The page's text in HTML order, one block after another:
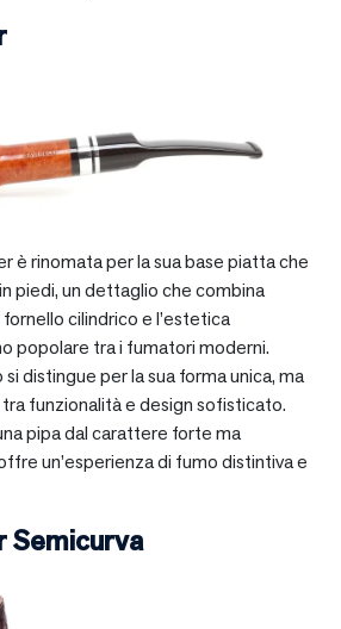
è rinomata per la sua base piatta che
piedi, un dettaglio che combina
cilindrico e l’estetica
popolare tra i fumatori moderni.
distingue per la sua forma unica, ma
tra funzionalità e design sofisticato.
pipa dal carattere forte ma
un’esperienza di fumo distintiva e
Semicurva